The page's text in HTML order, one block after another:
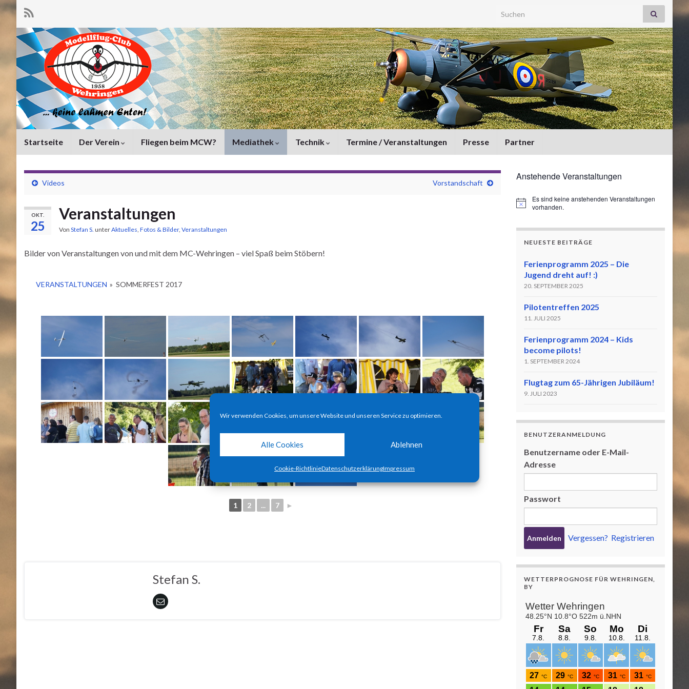
Wir verwenden Cookies, um unsere Website und unseren Service zu optimieren.
Alle Cookies Ablehnen
Cookie-RichtlinieDatenschutzerklärungImpressum
Search for:
Startseite Der Verein Fliegen beim MCW? Mediathek Technik Termine / Veranstaltungen Presse Partner
Videos Vorstandschaft
OKT.
25
Veranstaltungen
Von Stefan S. unterAktuelles, Fotos & Bilder, Veranstaltungen
Bilder von Veranstaltungen von und mit dem MC-Wehringen – viel Spaß beim Stöbern!
VERANSTALTUNGEN » SOMMERFEST 2017
1 2 ... 7 ►
Stefan S.
Anstehende Veranstaltungen
Hinweis
Es sind keine anstehenden Veranstaltungen
vorhanden.
NEUESTE BEITRÄGE
Ferienprogramm 2025 – Die
Jugend dreht auf! :)
20. SEPTEMBER 2025
Pilotentreffen 2025
11. JULI 2025
Ferienprogramm 2024 – Kids
become pilots!
1. SEPTEMBER 2024
Flugtag zum 65-Jährigen Jubiläum!
9. JULI 2023
BENUTZERANMELDUNG
Benutzername oder E-Mail-
Adresse
Passwort
Vergessen? Registrieren
WETTERPROGNOSE FÜR WEHRINGEN,
BY